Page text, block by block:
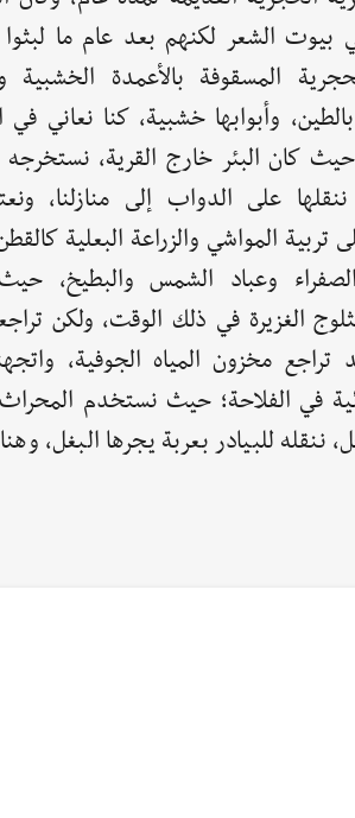
بيوت الشعر لكنهم بعد عام ما لبثوا
المسقوفة بالأعمدة الخشبية
وأبوابها خشبية، كنا نعاني
كان البئر خارج القرية،
ننقلها على الدواب إلى منازلنا،
تربية المواشي والزراعة البعلية
وعباد الشمس والبطيخ،
الغزيرة في ذلك الوقت، ولكن
تراجع مخزون المياه الجوفية،
في الفلاحة؛ حيث نستخدم
ننقله للبيادر بعربة يجرها البغل،